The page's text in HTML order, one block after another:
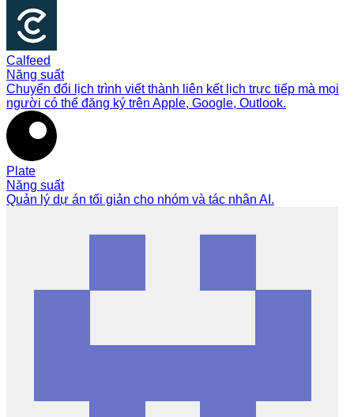
Calfeed
Năng suất
Chuyển đổi lịch trình viết thành liên kết lịch trực tiếp mà mọi
người có thể đăng ký trên Apple, Google, Outlook.
Plate
Năng suất
Quản lý dự án tối giản cho nhóm và tác nhân AI.